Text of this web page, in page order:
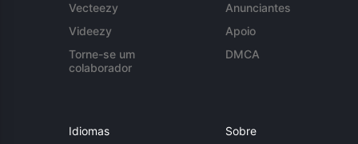
Vecteezy
Videezy
Torne-se um
colaborador
Anunciantes
Apoio
DMCA
Idiomas Sobre